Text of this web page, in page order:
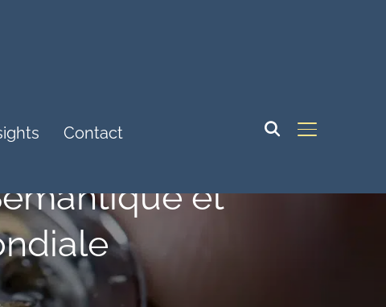
BASCULER
Contact
et